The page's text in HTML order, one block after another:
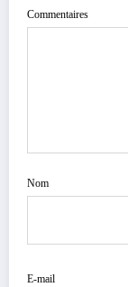
Commentaires
Nom
E-mail